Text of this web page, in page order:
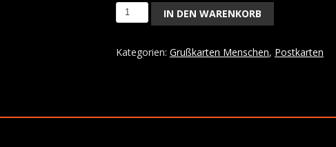
132
Menge
IN DEN WARENKORB
Kategorien: Grußkarten Menschen, Postkarten